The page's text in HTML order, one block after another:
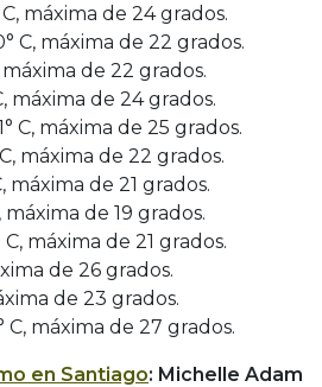
máxima de 24 grados.
C, máxima de 22 grados.
de 22 grados.
máxima de 24 grados.
C, máxima de 25 grados.
máxima de 22 grados.
de 21 grados.
de 19 grados.
máxima de 21 grados.
de 26 grados.
de 23 grados.
C, máxima de 27 grados.
en Santiago: Michelle Adam